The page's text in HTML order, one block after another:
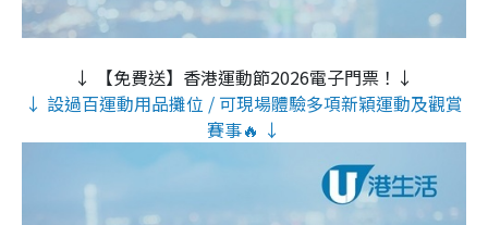
↓ 【免費送】香港運動節2026電子門票！↓
↓ 設過百運動用品攤位 / 可現場體驗多項新穎運動及觀賞
賽事🔥 ↓